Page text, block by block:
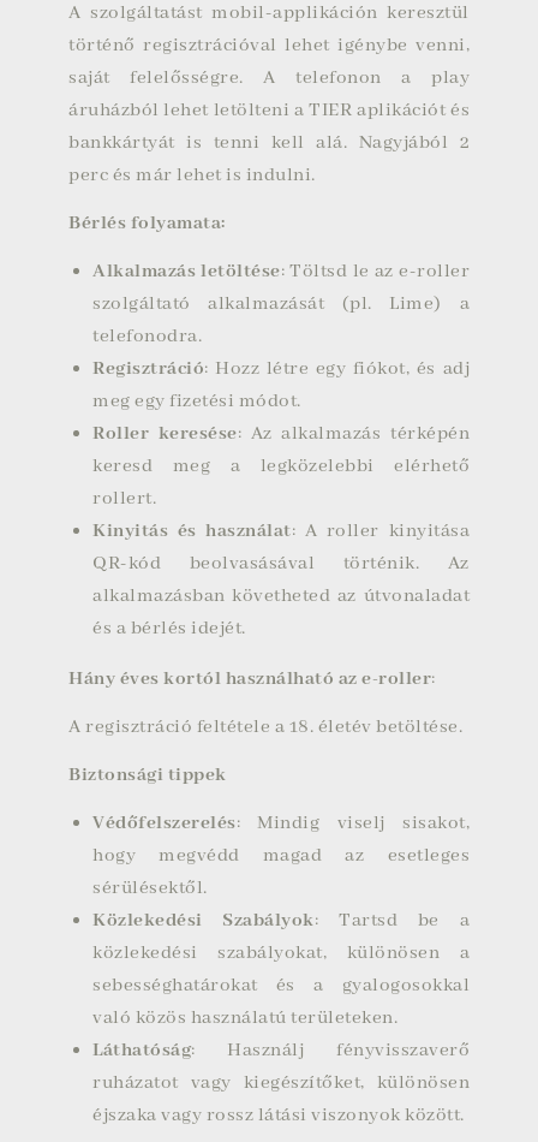
A szolgáltatást mobil-applikáción keresztül
történő regisztrációval lehet igénybe venni,
saját felelősségre. A telefonon a play
áruházból lehet letölteni a TIER aplikációt és
bankkártyát is tenni kell alá. Nagyjából 2
perc és már lehet is indulni.
Bérlés folyamata:
Alkalmazás letöltése: Töltsd le az e-roller
szolgáltató alkalmazását (pl. Lime) a
telefonodra.
Regisztráció: Hozz létre egy fiókot, és adj
meg egy fizetési módot.
Roller keresése: Az alkalmazás térképén
keresd meg a legközelebbi elérhető
rollert.
Kinyitás és használat: A roller kinyitása
QR-kód beolvasásával történik. Az
alkalmazásban követheted az útvonaladat
és a bérlés idejét.
Hány éves kortól használható az e-roller:
A regisztráció feltétele a 18. életév betöltése.
Biztonsági tippek
Védőfelszerelés: Mindig viselj sisakot,
hogy megvédd magad az esetleges
sérülésektől.
Közlekedési Szabályok: Tartsd be a
közlekedési szabályokat, különösen a
sebességhatárokat és a gyalogosokkal
való közös használatú területeken.
Láthatóság: Használj fényvisszaverő
ruházatot vagy kiegészítőket, különösen
éjszaka vagy rossz látási viszonyok között.